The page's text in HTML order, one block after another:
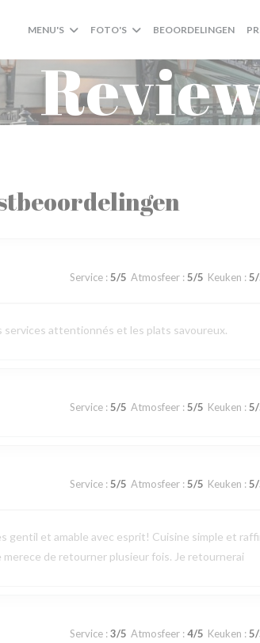
MENU'S FOTO'S BEOORDELINGEN
Service: 5/5 Atmosfeer: 5/5 Keuken : 5
services attentionnés et les plats savoureux.
Service: 5/5 Atmosfeer: 5/5 Keuken : 5
Service: 5/5 Atmosfeer: 5/5 Keuken : 5
et amable avec esprit! Cuisine simple et
de retourner plusieur fois. Je retournerai
Service: 3/5 Atmosfeer: 4/5 Keuken : 5